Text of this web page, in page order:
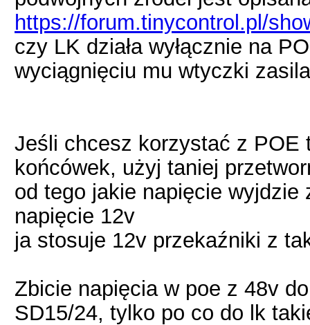
https://forum.tinycontrol.pl/
czy LK działa wyłącznie na
wyciągnięciu mu wtyczki
Jeśli chcesz korzystać z POE
końcówek, użyj taniej
od tego jakie napięcie
napięcie 12v
ja stosuje 12v przekaźniki z
Zbicie napięcia w poe z 48v
SD15/24, tylko po co do lk